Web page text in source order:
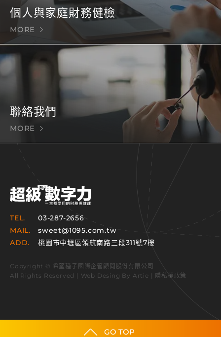
個人與家庭財務健檢
MORE
聯絡我們
MORE
TEL.
03-287-2656
MAIL.
sweet@1095.com.tw
ADD.
桃園市中壢區領航南路三段311號7樓
Copyright © 希望種子國際企管顧問股份有限公司
All Rights Reserved | Web Desing By Artie | 隱私權政策
GO TOP